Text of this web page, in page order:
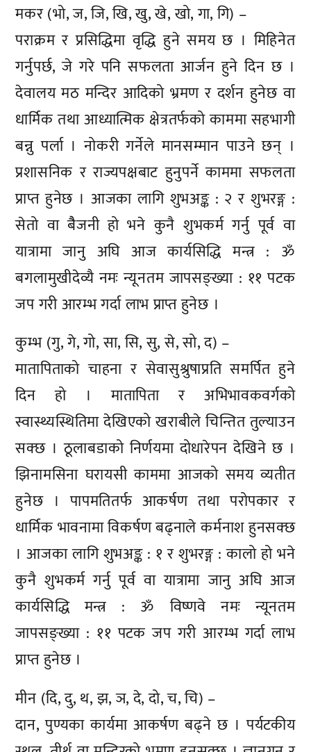
मकर (भो, ज, जि, खि, खु, खे, खो, गा, गि) –
पराक्रम र प्रसिद्धिमा वृद्धि हुने समय छ । मिहिनेत
गर्नुपर्छ, जे गरे पनि सफलता आर्जन हुने दिन छ ।
देवालय मठ मन्दिर आदिको भ्रमण र दर्शन हुनेछ वा
धार्मिक तथा आध्यात्मिक क्षेत्रतर्फको काममा सहभागी
बन्नु पर्ला । नोकरी गर्नेले मानसम्मान पाउने छन् ।
प्रशासनिक र राज्यपक्षबाट हुनुपर्ने काममा सफलता
प्राप्त हुनेछ । आजका लागि शुभअङ्क : २ र शुभरङ्ग :
सेतो वा बैैजनी हो भने कुनै शुभकर्म गर्नु पूर्व वा
यात्रामा जानु अघि आज कार्यसिद्धि मन्त्र : ॐ
बगलामुखीदेव्यै नमः न्यूनतम जापसङ्ख्या : ११ पटक
जप गरी आरम्भ गर्दा लाभ प्राप्त हुनेछ ।
कुम्भ (गु, गे, गो, सा, सि, सु, से, सो, द) –
मातापिताको चाहना र सेवासुश्रुषाप्रति समर्पित हुने
दिन हो । मातापिता र अभिभावकवर्गको
स्वास्थ्यस्थितिमा देखिएको खराबीले चिन्तित तुल्याउन
सक्छ । ठूलाबडाको निर्णयमा दोधारेपन देखिने छ ।
झिनामसिना घरायसी काममा आजको समय व्यतीत
हुनेछ । पापमतितर्फ आकर्षण तथा परोपकार र
धार्मिक भावनामा विकर्षण बढ्नाले कर्मनाश हुनसक्छ
। आजका लागि शुभअङ्क : १ र शुभरङ्ग : कालो हो भने
कुनै शुभकर्म गर्नु पूर्व वा यात्रामा जानु अघि आज
कार्यसिद्धि मन्त्र : ॐ विष्णवे नमः न्यूनतम
जापसङ्ख्या : ११ पटक जप गरी आरम्भ गर्दा लाभ
प्राप्त हुनेछ ।
मीन (दि, दु, थ, झ, ञ, दे, दो, च, चि) –
दान, पुण्यका कार्यमा आकर्षण बढ्ने छ । पर्यटकीय